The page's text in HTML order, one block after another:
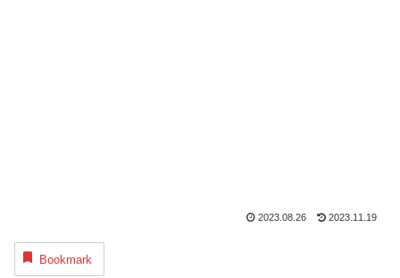
2023.08.26 2023.11.19
Bookmark